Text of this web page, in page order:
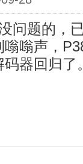
问题的，
嗡嗡声，
器回归了